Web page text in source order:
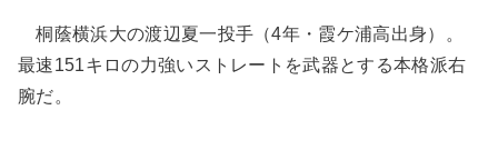
桐蔭横浜大の渡辺夏一投手（4年・霞ケ浦高出身）。
最速151キロの力強いストレートを武器とする本格派右
腕だ。